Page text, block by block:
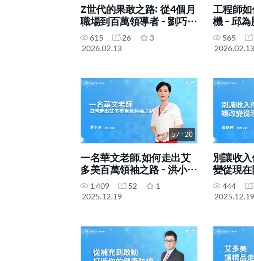
Z世代的果敢之路: 從4個月
職場到百萬領導者 - 劉巧微
STM
615 26
3
2026.02.13
工程師
機 - 邱為
565
2026.02.13
57 : 20
一名華文老師,如何走出艾
多美百萬領袖之路 - 洪小玲
STM1,409 52
1
2025.12.19
別讓收
變從現
444
2025.12.19